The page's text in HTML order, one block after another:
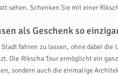
sehen. Schenken Sie mit einer
als Geschenk so
fahren zu lassen, ohne dabei
Rikscha Tour ermöglicht ein
sondern auch die einmalige